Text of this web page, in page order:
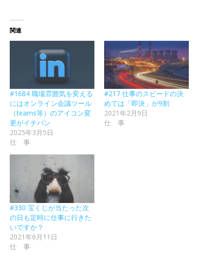
関連
#1684 職場雰囲気を変える
にはオンライン会議ツール
（teams等）のアイコン変
更がイチバン
2025年3月5日
仕 事
#217 仕事のスピードの決
めては「即決」が9割
2021年2月9日
仕 事
#330 宝くじが当たった次
の日も定時に仕事に行きた
いですか？
2021年6月11日
仕 事